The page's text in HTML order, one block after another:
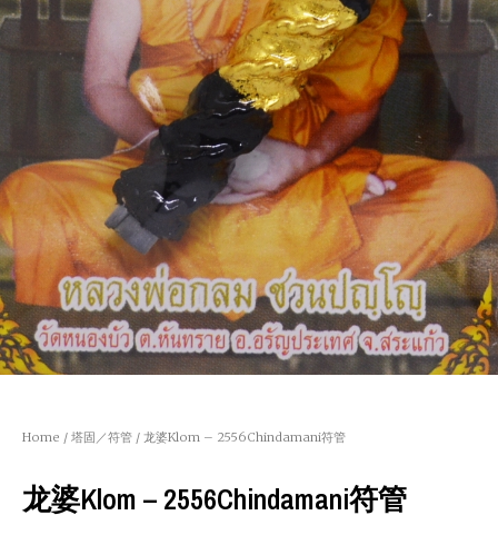
Home / 塔固／符管 / 龙婆Klom – 2556Chindamani符管
龙婆Klom – 2556Chindamani符管